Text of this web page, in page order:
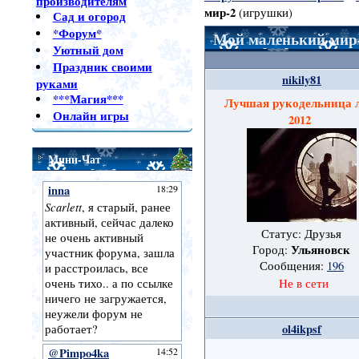
Сад и огород
*Форум*
Уютный дом
Праздник своими
руками
***Магия***
Онлайн игры
Мини-Чат
мир-2 (игрушки)
Мой маленький
nikily81
Лучшая рукодельница
2012
Статус: Друзья
Город:Ульяновск
Сообщения: 196
Не в сети
ol4ikpsf